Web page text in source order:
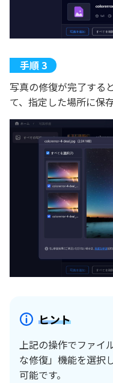
写真の修復が完了する
て、指定した場所に保
ヒント
上記の操作でファイ
な修復」機能を選択
可能です。